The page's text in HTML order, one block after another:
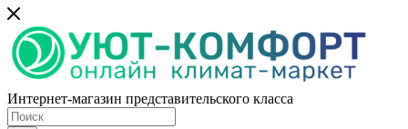
Интернет-магазин представительского класса